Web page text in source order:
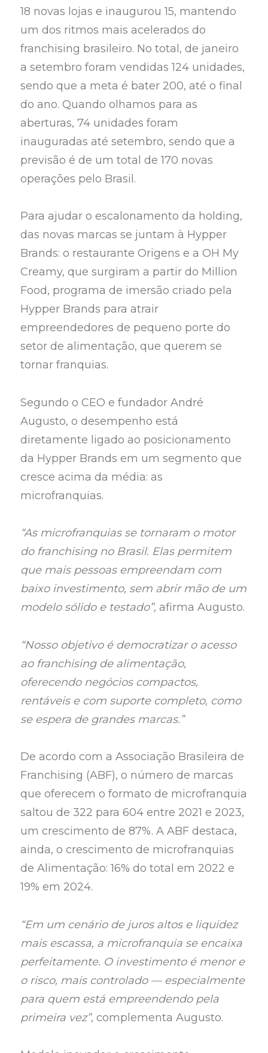
18 novas lojas e inaugurou 15, mantendo
um dos ritmos mais acelerados do
franchising brasileiro. No total, de janeiro
a setembro foram vendidas 124 unidades,
sendo que a meta é bater 200, até o final
do ano. Quando olhamos para as
aberturas, 74 unidades foram
inauguradas até setembro, sendo que a
previsão é de um total de 170 novas
operações pelo Brasil.
Para ajudar o escalonamento da holding,
das novas marcas se juntam à Hypper
Brands: o restaurante Origens e a OH My
Creamy, que surgiram a partir do Million
Food, programa de imersão criado pela
Hypper Brands para atrair
empreendedores de pequeno porte do
setor de alimentação, que querem se
tornar franquias.
Segundo o CEO e fundador André
Augusto, o desempenho está
diretamente ligado ao posicionamento
da Hypper Brands em um segmento que
cresce acima da média: as
microfranquias.
“As microfranquias se tornaram o motor
do franchising no Brasil. Elas permitem
que mais pessoas empreendam com
baixo investimento, sem abrir mão de um
modelo sólido e testado”, afirma Augusto.
“Nosso objetivo é democratizar o acesso
ao franchising de alimentação,
oferecendo negócios compactos,
rentáveis e com suporte completo, como
se espera de grandes marcas.”
De acordo com a Associação Brasileira de
Franchising (ABF), o número de marcas
que oferecem o formato de microfranquia
saltou de 322 para 604 entre 2021 e 2023,
um crescimento de 87%. A ABF destaca,
ainda, o crescimento de microfranquias
de Alimentação: 16% do total em 2022 e
19% em 2024.
“Em um cenário de juros altos e liquidez
mais escassa, a microfranquia se encaixa
perfeitamente. O investimento é menor e
o risco, mais controlado — especialmente
para quem está empreendendo pela
primeira vez”, complementa Augusto.